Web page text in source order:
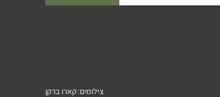
צילומים:קארו ברקן